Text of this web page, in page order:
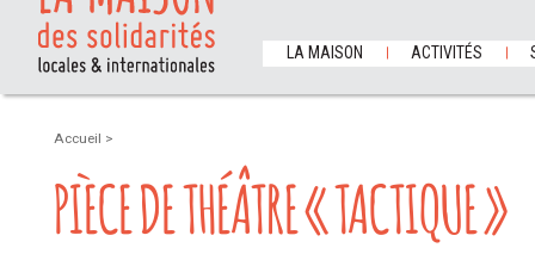
LA MAISON ACTIVITÉS
Accueil >
PIÈCE DE THÉÂTRE « TACTIQUE »